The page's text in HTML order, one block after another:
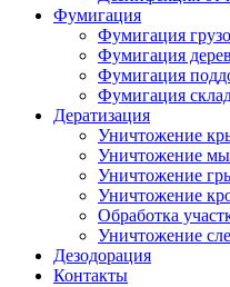
Фумигация
Фумигация
Фумигация
Фумигация
Фумигация
Дератизация
Уничтожение
Уничтожение
Уничтожение
Уничтожение
Обработка
Уничтожение
Дезодорация
Контакты